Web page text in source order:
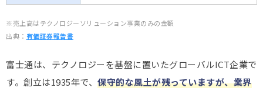
※売上高はテクノロジーソリューション事業のみの金額
出典： 有価証券報告書
富士通は、テクノロジーを基盤に置いたグローバルICT企業で
す。創立は1935年で、 保守的な風土が残っていますが、業界